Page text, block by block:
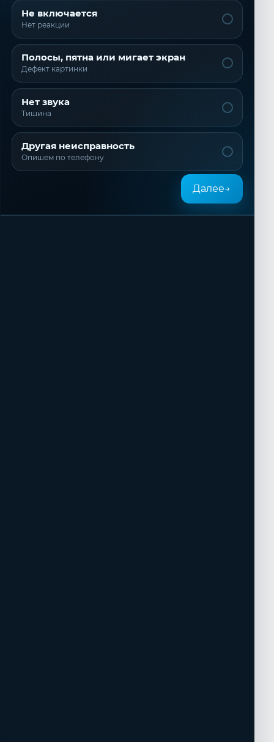
Не включается
Нет реакции
Полосы, пятна или мигает экран
Дефект картинки
Нет звука
Тишина
Другая неисправность
Опишем по телефону
Далее→